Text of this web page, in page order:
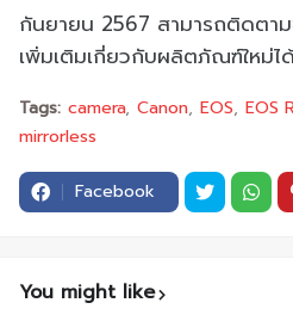
กันยายน 2567 สามารถติดตาม
เพิ่มเติมเกี่ยวกับผลิตภัณฑ์ใหม่ไ
Tags: camera Canon EOS EOS
mirrorless
Facebook
You might like